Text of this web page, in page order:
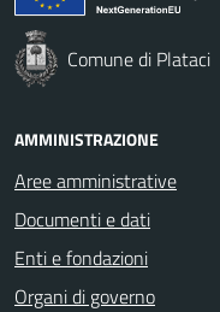
Comune di Plataci
AMMINISTRAZIONE
Aree amministrative
Documenti e dati
Enti e fondazioni
Organi di governo